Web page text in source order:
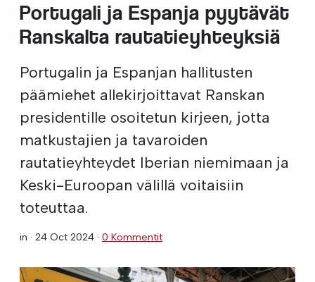
Portugali ja Espanja pyytävät
Ranskalta rautatieyhteyksiä
Portugalin ja Espanjan hallitusten
päämiehet allekirjoittavat Ranskan
presidentille osoitetun kirjeen, jotta
matkustajien ja tavaroiden
rautatieyhteydet Iberian niemimaan ja
Keski-Euroopan välillä voitaisiin
toteuttaa.
in · 24 Oct 2024 · 0 Kommentit